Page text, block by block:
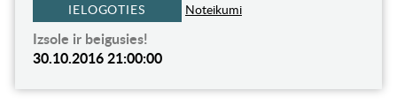
IELOGOTIES Noteikumi
Izsole ir beigusies!
30.10.2016 21:00:00